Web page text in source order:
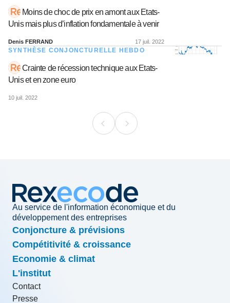
Moins de choc de prix en amont aux Etats-
Unis mais plus d’inflation fondamentale à venir
Denis FERRAND 17 juil. 2022
SYNTHÈSE CONJONCTURELLE HEBDO
Crainte de récession technique aux Etats-
Unis et en zone euro
10 juil. 2022
Au service de l'information économique et du
développement des entreprises
Conjoncture & prévisions
Compétitivité & croissance
Economie & climat
L'institut
Contact
Presse